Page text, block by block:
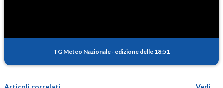
TG Meteo Nazionale - edizione delle 18:51
Articoli correlati
Vedi